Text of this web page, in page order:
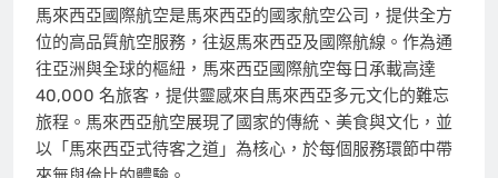
馬來西亞國際航空是馬來西亞的國家航空公司，提供全方
位的高品質航空服務，往返馬來西亞及國際航線。作為通
往亞洲與全球的樞紐，馬來西亞國際航空每日承載高達
40,000 名旅客，提供靈感來自馬來西亞多元文化的難忘
旅程。馬來西亞航空展現了國家的傳統、美食與文化，並
以「馬來西亞式待客之道」為核心，於每個服務環節中帶